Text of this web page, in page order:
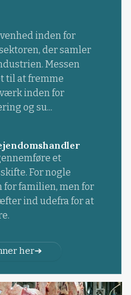
inden for
der samler
Messen
til at fremme
inden for
og su...
et
For nogle
familien, men for
ind udefra for at
her